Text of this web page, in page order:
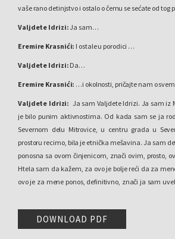
vaše rano detinjstvo i ostalo o čemu se sećate od tog
Valjdete Idrizi:Ja sam…
Eremire Krasnići: I ostale u porodici …
Valjdete Idrizi: Da…
Eremire Krasnići: …i okolnosti, pričajte nam o
Valjdete Idrizi: Ja sam Valjdete Idrizi. Ja sam iz
je bilo punim aktivnostima. Od kada sam se ja
Severnom delu Mitrovice, u centru grada u
prostoru recimo, bila je etnička mešavina. Ja sam
ponosna sa ovom činjenicom, znači ovim, prosto,
Htela sam da kažem, za ovo je bolje reći da za
ovo je za mene ponos, definitivno, znači ja sam
pokazao ne samo o radu u rudniku nego on me
rudarstvo i da se upoznam i da volim lepotu naše
DOWNLOAD PDF